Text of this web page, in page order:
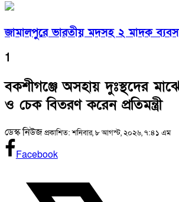
জামালপুরে ভারতীয় মদসহ ২ মাদক
1
বকশীগঞ্জে অসহায় দুঃস্থদের
ও চেক বিতরণ করেন প্রতিমন্ত্রী
ডেস্ক নিউজপ্রকাশিত: শনিবার, ৮ আগস্ট, ২০২৬, ৭:৪১ এম
Facebook